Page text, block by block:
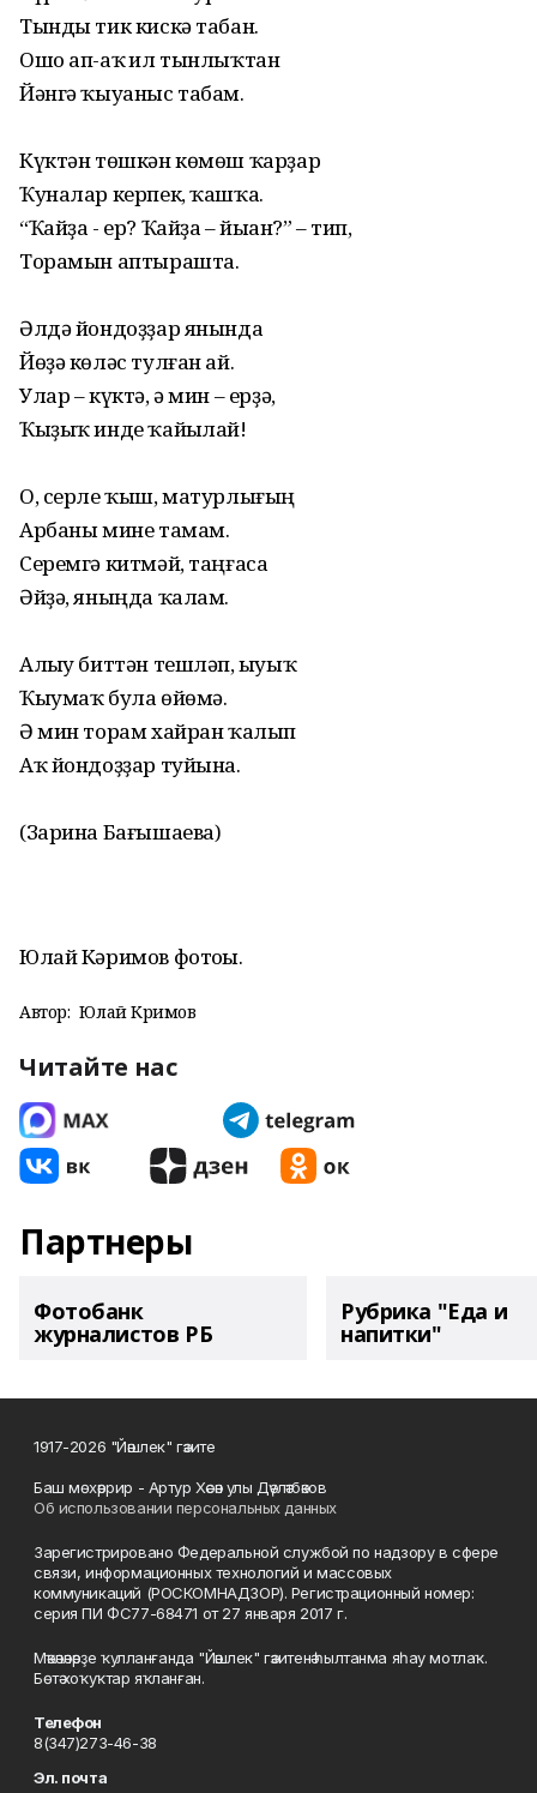
Тынды тик кискә табан.
Ошо ап-аҡ һил тынлыҡтан
Йәнгә ҡыуаныс табам.
Күктән төшкән көмөш ҡарҙар
Ҡуналар керпек, ҡашҡа.
“Ҡайҙа - ер? Ҡайҙа – йыһан?” – тип,
Торамын аптырашта.
Әлдә йондоҙҙар янында
Йөҙә көләс тулған ай.
Улар – күктә, ә мин – ерҙә,
Ҡыҙыҡ инде ҡайһылай!
О, серле ҡыш, матурлығың
Арбаны мине тамам.
Серемгә китмәй, таңғаса
Әйҙә, яныңда ҡалам.
Алһыу биттән тешләп, һыуыҡ
Ҡыумаҡ була өйөмә.
Ә мин торам хайран ҡалып
Аҡ йондоҙҙар туйына.
(Зарина Бағышаева)
Юлай Кәримов фотоһы.
Автор: Юлай Кәримов
Читайте нас
Партнеры
Фотобанк
журналистов РБ
Рубрика "Еда и
напитки"
1917-2026 "Йәшлек" гәзите
Баш мөхәррир - Артур Хәсән улы Дәүләтбәков
Об использовании персональных данных
Зарегистрировано Федеральной службой по надзору в сфере
связи, информационных технологий и массовых
коммуникаций (РОСКОМНАДЗОР). Регистрационный номер:
серия ПИ ФС77-68471 от 27 января 2017 г.
Мәҡәләләрҙе ҡулланғанда "Йәшлек" гәзитенә һылтанма яһау мотлаҡ.
Бөтә хоҡуҡтар яҡланған.
Телефон
8(347)273-46-38
Эл. почта